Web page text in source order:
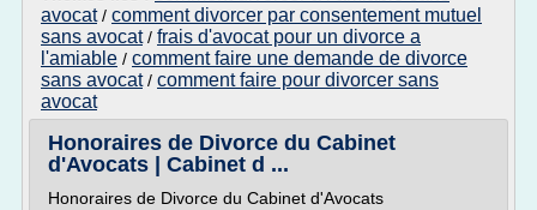
avocat/ comment divorcer par consentement mutuel
sans avocat/ frais d'avocat pour un divorce a
l'amiable / comment faire une demande de divorce
sans avocat/ comment faire pour divorcer sans
avocat
Honoraires de Divorce du Cabinet
d'Avocats | Cabinet d ...
Honoraires de Divorce du Cabinet d'Avocats